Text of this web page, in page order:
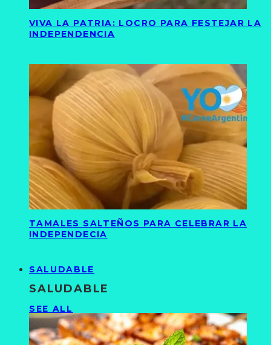
VIVA LA PATRIA: LOCRO PARA FESTEJAR LA
INDEPENDENCIA
TAMALES SALTEÑOS PARA CELEBRAR LA
INDEPENDECIA
SALUDABLE
SALUDABLE
SEE ALL